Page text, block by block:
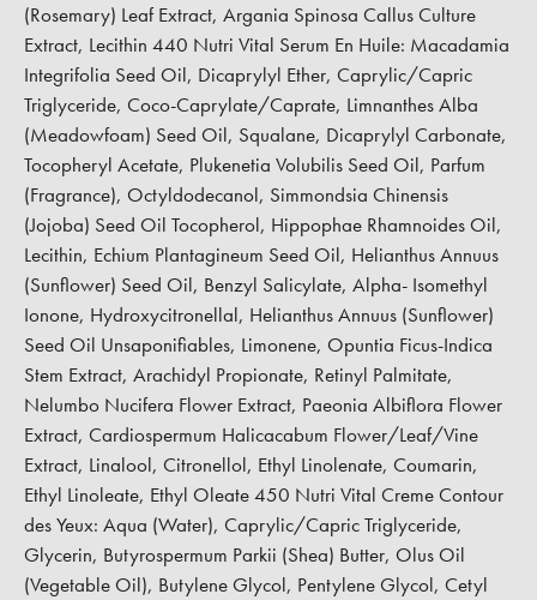
(Rosemary) Leaf Extract, Argania Spinosa Callus Culture
Extract, Lecithin 440 Nutri Vital Serum En Huile: Macadamia
Integrifolia Seed Oil, Dicaprylyl Ether, Caprylic/Capric
Triglyceride, Coco-Caprylate/Caprate, Limnanthes Alba
(Meadowfoam) Seed Oil, Squalane, Dicaprylyl Carbonate,
Tocopheryl Acetate, Plukenetia Volubilis Seed Oil, Parfum
(Fragrance), Octyldodecanol, Simmondsia Chinensis
(Jojoba) Seed Oil Tocopherol, Hippophae Rhamnoides Oil,
Lecithin, Echium Plantagineum Seed Oil, Helianthus Annuus
(Sunflower) Seed Oil, Benzyl Salicylate, Alpha- Isomethyl
Ionone, Hydroxycitronellal, Helianthus Annuus (Sunflower)
Seed Oil Unsaponifiables, Limonene, Opuntia Ficus-Indica
Stem Extract, Arachidyl Propionate, Retinyl Palmitate,
Nelumbo Nucifera Flower Extract, Paeonia Albiflora Flower
Extract, Cardiospermum Halicacabum Flower/Leaf/Vine
Extract, Linalool, Citronellol, Ethyl Linolenate, Coumarin,
Ethyl Linoleate, Ethyl Oleate 450 Nutri Vital Creme Contour
des Yeux: Aqua (Water), Caprylic/Capric Triglyceride,
Glycerin, Butyrospermum Parkii (Shea) Butter, Olus Oil
(Vegetable Oil), Butylene Glycol, Pentylene Glycol, Cetyl